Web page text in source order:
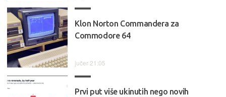
Klon Norton Commandera za
Commodore 64
jučer 21:05
Prvi put više ukinutih nego novih